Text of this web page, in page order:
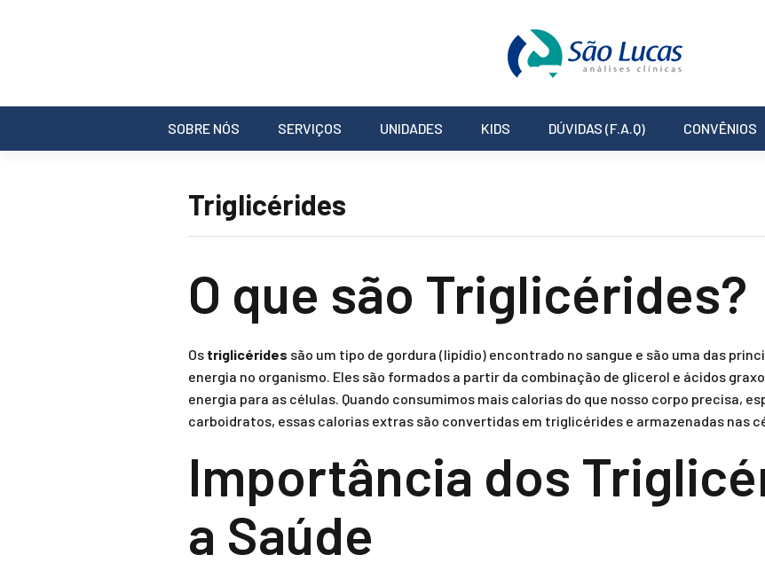
SOBRE NÓS SERVIÇOS UNIDADES KIDS DÚVIDAS (F.A.Q) CONVÊNIOS
Triglicérides
O que são Triglicérides?
Os triglicérides são um tipo de gordura (lipídio) encontrado no sangue e são uma das
energia no organismo. Eles são formados a partir da combinação de glicerol e ácidos
energia para as células. Quando consumimos mais calorias do que nosso corpo precisa,
carboidratos, essas calorias extras são convertidas em triglicérides e armazenadas nas
Importância dos
a Saúde